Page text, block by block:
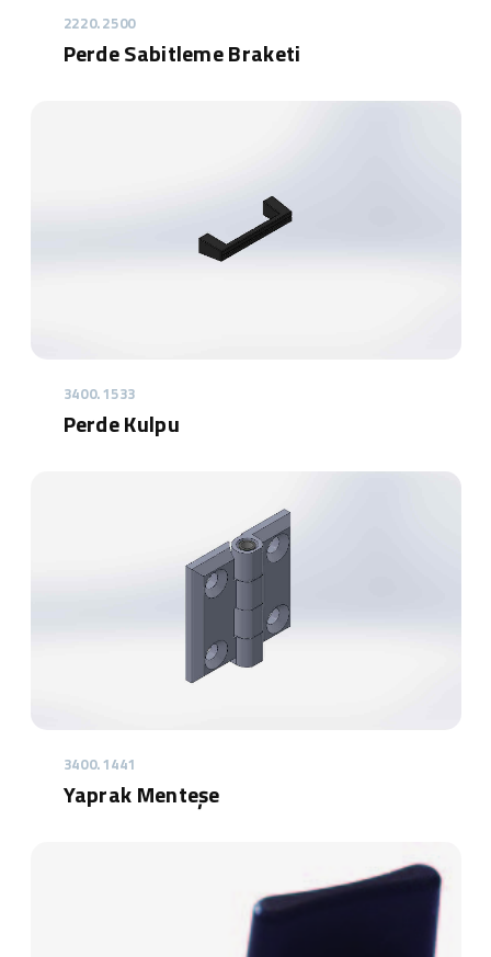
2220.2500
Perde Sabitleme Braketi
3400.1533
Perde Kulpu
3400.1441
Yaprak Menteşe